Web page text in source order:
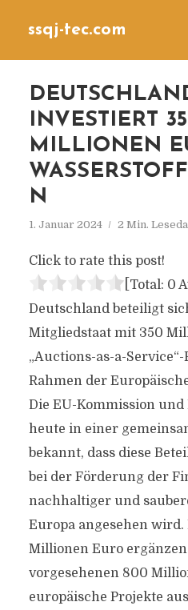
ssqj-tec.com
INVESTIERT
MILLIONEN
N
1. Januar 2024 2 Min.
Click to rate this post!
[Total: 0
Deutschland beteiligt
Mitgliedstaat mit 350
„Auctions-as-a-
Rahmen der
Die EU-Kommission
heute in einer
bekannt, dass diese
bei der Förderung der
nachhaltiger und
Europa angesehen wird.
Millionen Euro
vorgesehenen 800
europäische Projekte